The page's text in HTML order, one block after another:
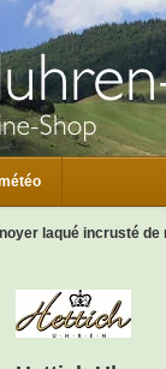
laqué incrusté